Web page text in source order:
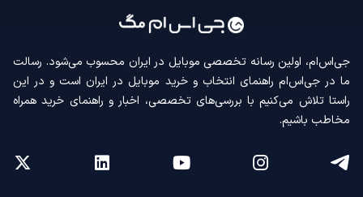
جی‌اس‌ام، اولین رسانه‌ تخصصی موبایل در ایران محسوب می‌شود. رسالت
ما در جی‌اس‌ام راهنمای انتخاب و خرید موبایل در ایران است و در این
راستا تلاش می‌کنیم با بررسی‌های تخصصی، اخبار و راهنمای خرید همراه
مخاطب باشیم.